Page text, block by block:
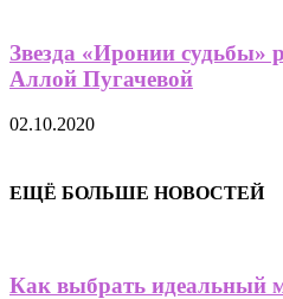
Звезда «Иронии судьбы»
Аллой Пугачевой
02.10.2020
ЕЩЁ БОЛЬШЕ НОВОСТЕЙ
Как выбрать идеальный